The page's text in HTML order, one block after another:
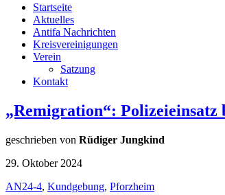
Startseite
Aktuelles
Antifa Nachrichten
Kreisvereinigungen
Verein
Satzung
Kontakt
„Remigration“: Polizeieinsatz
geschrieben von Rüdiger Jungkind
29. Oktober 2024
AN24-4, Kundgebung, Pforzheim